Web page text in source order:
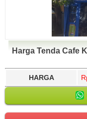
Harga Tenda Cafe
HARGA